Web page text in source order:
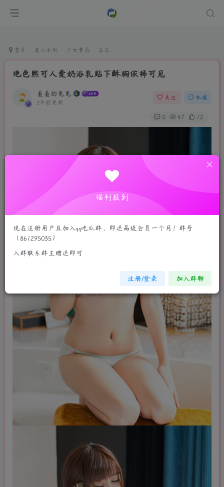
首页 真人系列 少女萝莉 正文
绝色熙可人爱奶浴乳贴下酥胸依稀可见
羞羞的兔兔
3年前更新
关注 私信
0 47 12
福利报到
现在注册用户且加入qq吃瓜群，即送高级会员一个月！群号
（861295035）
入群联系群主赠送即可
注册/登录 加入群聊